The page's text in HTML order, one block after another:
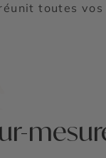
toutes